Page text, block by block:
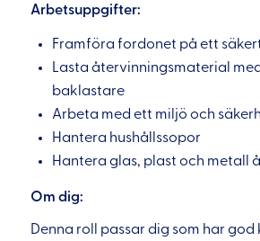
Arbetsuppgifter:
Framföra fordonet på ett
Lasta återvinningsmaterial
baklastare
Arbeta med ett miljö och
Hantera hushållssopor
Hantera glas, plast och metall
Om dig:
Denna roll passar dig som har